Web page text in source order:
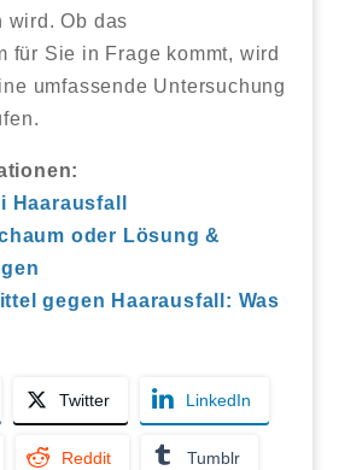
wird. Ob das
für Sie in Frage kommt, wird
umfassende Untersuchung
Haarausfall
oder Lösung &
gegen Haarausfall: Was
Twitter LinkedIn
Reddit Tumblr